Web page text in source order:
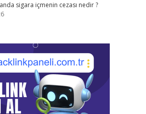
sigara içmenin cezası nedir ?